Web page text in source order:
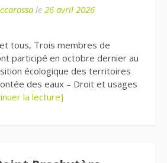
le 26 avril 2026
tous, Trois membres de
participé en octobre dernier au
écologique des territoires
des eaux – Droit et usages
la lecture]